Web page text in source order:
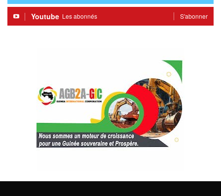
Youtube Les abonnés S'abonner